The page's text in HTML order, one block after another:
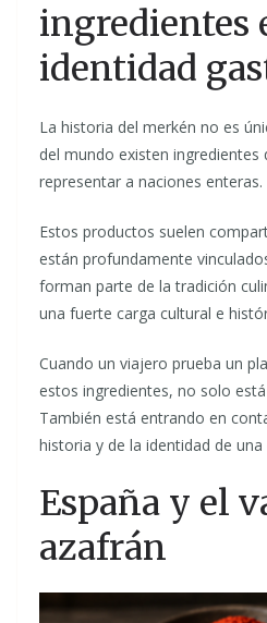
ingredientes
identidad
La historia del merkén no es
del mundo existen ingredientes
representar a naciones enteras.
Estos productos suelen
están profundamente
forman parte de la tradición
una fuerte carga cultural e
Cuando un viajero prueba un
estos ingredientes, no solo
También está entrando en
historia y de la identidad de una
España y el
azafrán